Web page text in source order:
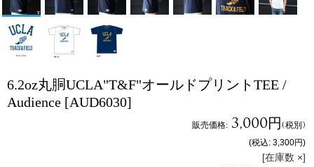
6.2oz丸胴UCLA"T&F"オールドプリントTEE /
Audience [AUD6030]
販売価格: 3,000円(税別)
(税込: 3,300円)
[在庫数 ×]